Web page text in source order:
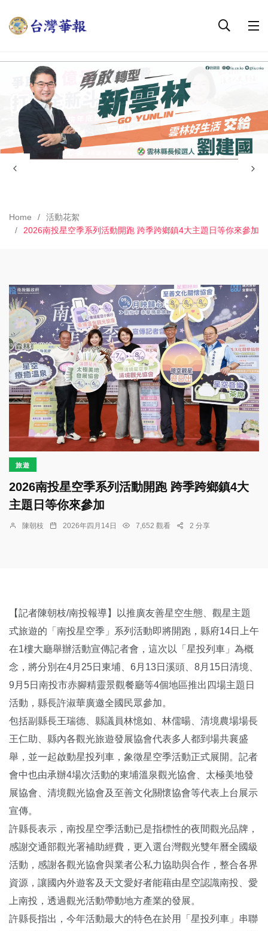
Home
活動花絮
2026南投星空季系列活動開跑 跨季跨鄉鎮4大主題日等你來參加
旅遊
2026南投星空季系列活動開跑 跨季跨鄉鎮4大
主題日等你來參加
陳朝枝 2026年四月14日 7,652 觀看 2 分享
【記者陳朝枝/南投報導】以推廣友善星空生態、觀星主題
式旅遊的「南投星空季」系列活動即將開跑，縣府14日上午
在1樓大廳舉辦活動宣傳記者會，這次以「星投列車」為概
念，將分別在4月25日東埔、6月13日溪頭、8月15日清境、
9月5日南投市赤腳精靈景觀餐廳等4個地區推出四場主題日
活動，縣長許淑華廣邀全國民眾參加。
包括副縣長王瑞德、縣議員林憶如、林儒暘、清境農場場長
王仁助、縣內各觀光旅遊發展協會代表多人都到場共襄盛
舉，並一起啟動星投列車，象徵星空季活動正式展開。記者
會中也由承辦4場次活動的東埔溫泉觀光協會、太極美地發
展協會、清境觀光協會及至善文化關懷協會等代表上台展示
宣傳。
許縣長表示，南投星空季活動已是指標性的夜間觀光品牌，
感謝交通部觀光署補助經費，更入選台灣觀光雙年曆全國級
活動，感謝各觀光協會與業者公私力協助與合作，整合各界
資源，讓國內外遊客及天文愛好者能藉由星空認識南投、愛
上南投，透過觀光活動帶動地方產業的發展。
許縣長指出，今年活動最大的特色在於用「星投列車」串聯